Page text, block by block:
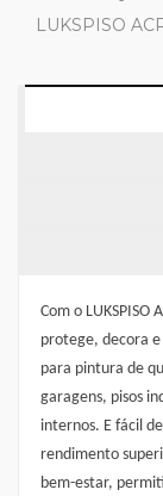
LUKSPISO
Com o LUKSPISO
protege, decora
para pintura de
garagens, pisos
internos. E fácil
rendimento
bem-estar,